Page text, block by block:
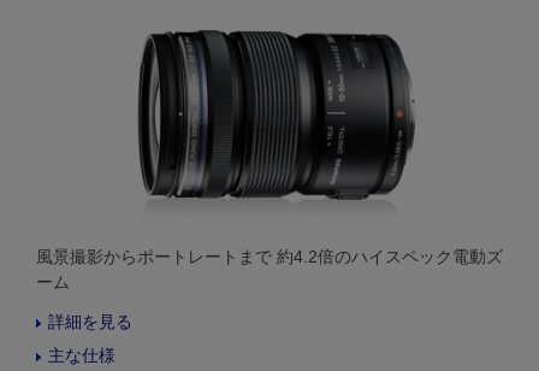
風景撮影からポートレートまで 約4.2倍のハイスペック電動ズ
ーム
詳細を見る
主な仕様